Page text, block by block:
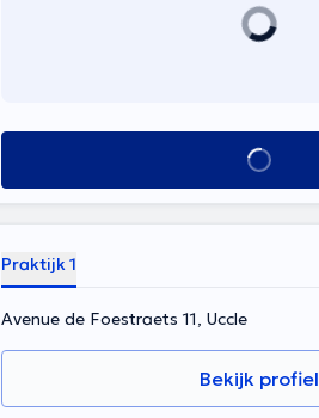
Alles zien
Praktijk 1
Avenue de Foestraets 11, Uccle
Bekijk profiel